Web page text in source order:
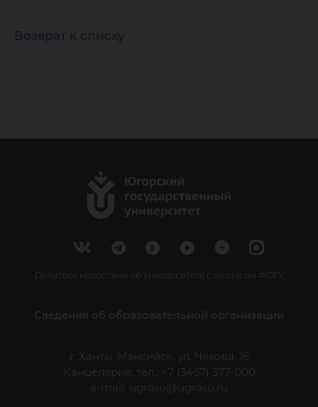
Возврат к списку
Делитесь новостями об университете с хештегом #ЮГУ
Сведения об образовательной организации
г. Ханты-Мансийск, ул. Чехова, 16
Канцелярия: тел.: +7 (3467) 377-000
e-mail:
ugrasu@ugrasu.ru